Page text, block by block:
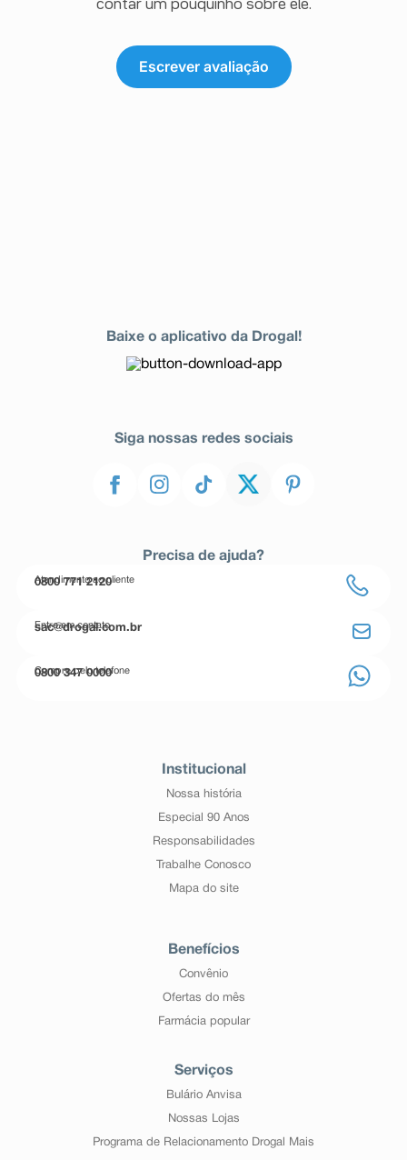
contar um pouquinho sobre ele.
Escrever avaliação
Baixe o aplicativo da Drogal!
Siga nossas redes sociais
Precisa de ajuda?
Atendimento ao cliente
0800 771 2120
Entre em contato
sac@drogal.com.br
Compre pelo telefone
0800 347 0000
Institucional
Nossa história
Especial 90 Anos
Responsabilidades
Trabalhe Conosco
Mapa do site
Benefícios
Convênio
Ofertas do mês
Farmácia popular
Serviços
Bulário Anvisa
Nossas Lojas
Programa de Relacionamento Drogal Mais